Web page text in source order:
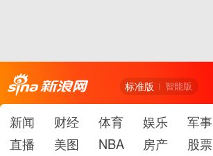
标准版 智能版
新闻 财经 体育 娱乐 军事
直播
美图 NBA 房产 股票